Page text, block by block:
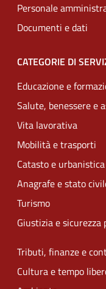
Personale
Documenti e dati
CATEGORIE DI
Educazione e
Salute, benessere e
Vita lavorativa
Mobilità e trasporti
Catasto e urbanistica
Anagrafe e stato
Turismo
Giustizia e sicurezza
Tributi, finanze e
Cultura e tempo